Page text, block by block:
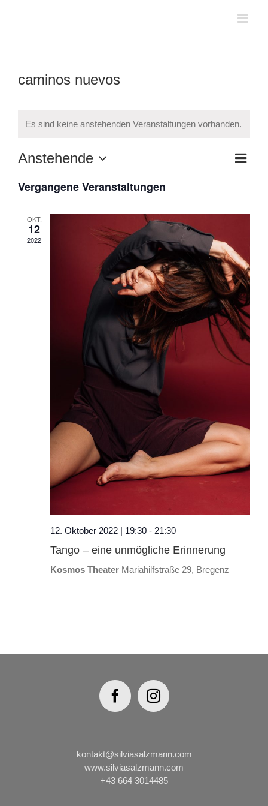
caminos nuevos
Es sind keine anstehenden Veranstaltungen vorhanden.
Liste
Anstehende
wählen.
Vergangene Veranstaltungen
OKT.
12
2022
12. Oktober 2022 | 19:30 - 21:30
Tango – eine unmögliche Erinnerung
Kosmos Theater Mariahilfstraße 29, Bregenz
kontakt@silviasalzmann.com
www.silviasalzmann.com
+43 664 3014485